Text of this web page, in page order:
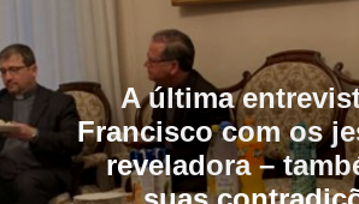
A última
Francisco com os
reveladora –